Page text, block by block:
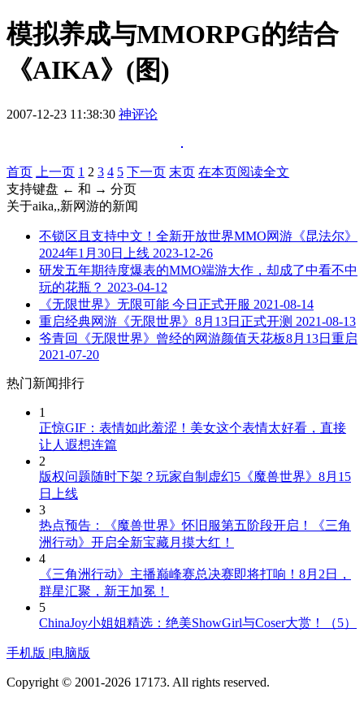
模拟养成与MMORPG的结合
《AIKA》(图)
2007-12-23 11:38:30 神评论
首页 上一页 1 2 3 4 5 下一页 末页 在本页阅读全文
支持键盘 ← 和 → 分页
关于aika,,新网游的新闻
不锁区且支持中文！全新开放世界MMO网游《昆法尔》
2024年1月30日上线 2023-12-26
研发五年期待度爆表的MMO端游大作，却成了中看不中
玩的花瓶？ 2023-04-12
《无限世界》无限可能 今日正式开服 2021-08-14
重启经典网游《无限世界》8月13日正式开测 2021-08-13
爷青回《无限世界》曾经的网游颜值天花板8月13日重启
2021-07-20
热门新闻排行
1
正惊GIF：表情如此羞涩！美女这个表情太好看，直接
让人遐想连篇
2
版权问题随时下架？玩家自制虚幻5《魔兽世界》8月15
日上线
3
热点预告：《魔兽世界》怀旧服第五阶段开启！《三角
洲行动》开启全新宝藏月摸大红！
4
《三角洲行动》主播巅峰赛总决赛即将打响！8月2日，
群星汇聚，新王加冕！
5
ChinaJoy小姐姐精选：绝美ShowGirl与Coser大赏！（5）
手机版 |电脑版
Copyright © 2001-2026 17173. All rights reserved.